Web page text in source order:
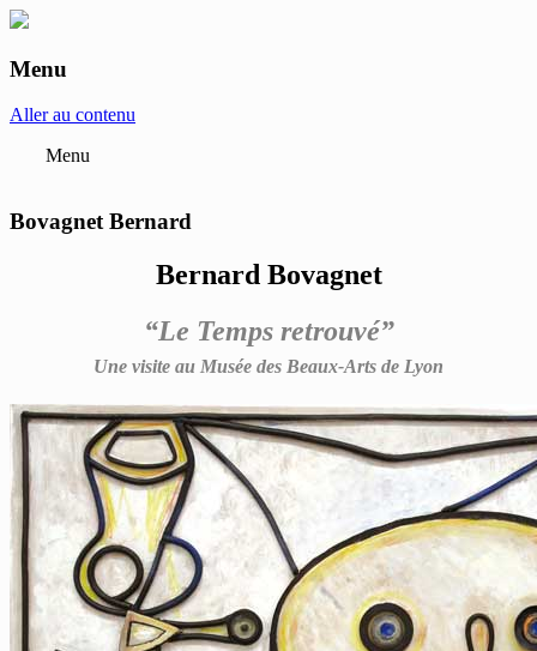
anne-marie et roland pallade galerie art
contemporain Lyon
Menu
Aller au contenu
Menu
Bovagnet Bernard
Bernard Bovagnet
“Le Temps retrouvé”
Une visite au Musée des Beaux-Arts de Lyon